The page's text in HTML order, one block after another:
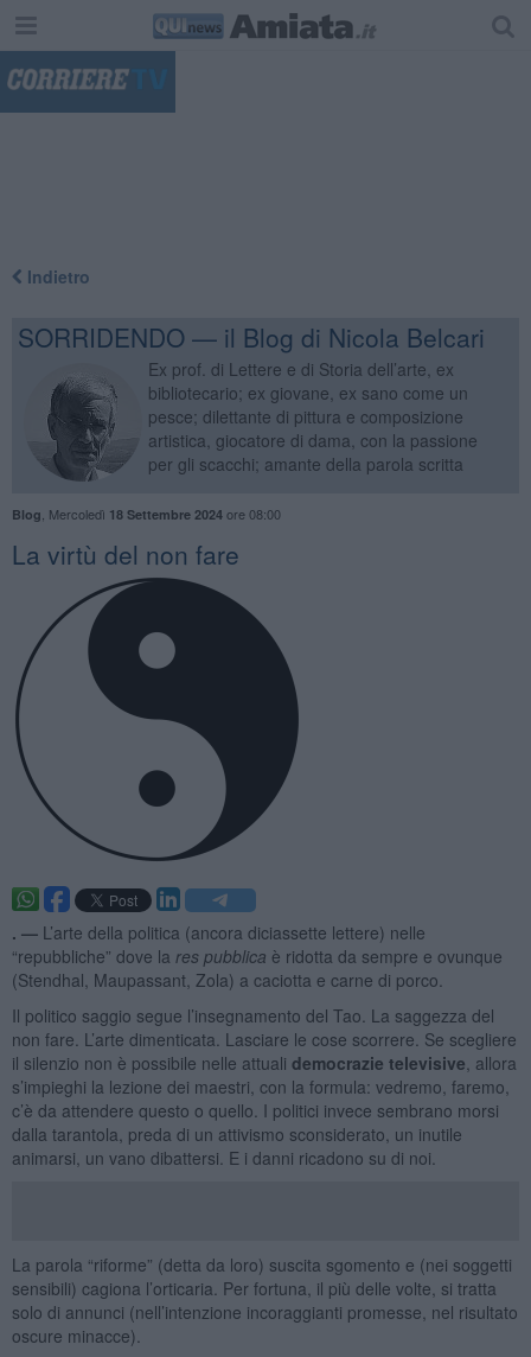
Indietro
SORRIDENDO — il Blog di Nicola Belcari
Ex prof. di Lettere e di Storia dell’arte, ex
bibliotecario; ex giovane, ex sano come un
pesce; dilettante di pittura e composizione
artistica, giocatore di dama, con la passione
per gli scacchi; amante della parola scritta
Blog Mercoledì 18 Settembre 2024ore 08:00
La virtù del non fare
. — L’arte della politica (ancora diciassette lettere) nelle
“repubbliche” dove la res pubblica è ridotta da sempre e ovunque
(Stendhal, Maupassant, Zola) a caciotta e carne di porco.
Il politico saggio segue l’insegnamento del Tao. La saggezza del
non fare. L’arte dimenticata. Lasciare le cose scorrere. Se scegliere
il silenzio non è possibile nelle attuali democrazie televisive , allora
s’impieghi la lezione dei maestri, con la formula: vedremo, faremo,
c’è da attendere questo o quello. I politici invece sembrano morsi
dalla tarantola, preda di un attivismo sconsiderato, un inutile
animarsi, un vano dibattersi. E i danni ricadono su di noi.
La parola “riforme” (detta da loro) suscita sgomento e (nei soggetti
sensibili) cagiona l’orticaria. Per fortuna, il più delle volte, si tratta
solo di annunci (nell’intenzione incoraggianti promesse, nel risultato
oscure minacce).